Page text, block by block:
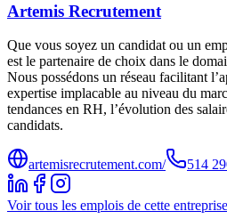
Artemis Recrutement
Que vous soyez un candidat ou un
est le partenaire de choix dans le
Nous possédons un réseau facilitant
expertise implacable au niveau du
tendances en RH, l’évolution des
candidats.
artemisrecrutement.com/ 514
Voir tous les emplois de cette entreprise